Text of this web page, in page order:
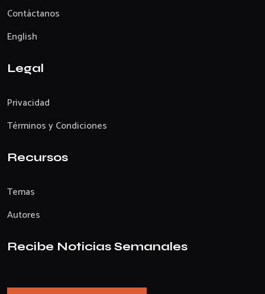
Contáctanos
English
Legal
Privacidad
Términos y Condiciones
Recursos
Temas
Autores
Recibe Noticias Semanales